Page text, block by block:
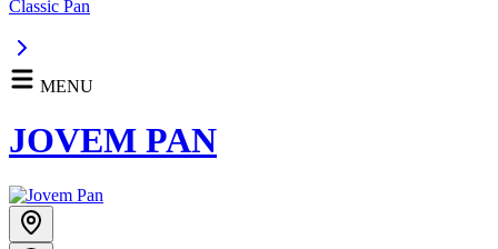
Classic Pan
MENU
JOVEM PAN